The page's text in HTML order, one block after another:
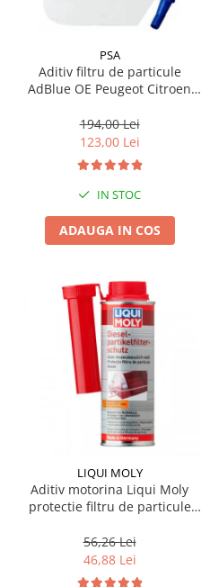
PSA
Aditiv filtru de particule
AdBlue OE Peugeot Citroen
194,00 Lei
123,00 Lei
IN STOC
ADAUGA IN COS
LIQUI MOLY
Aditiv motorina Liqui Moly
protectie filtru de particule
56,26 Lei
46,88 Lei